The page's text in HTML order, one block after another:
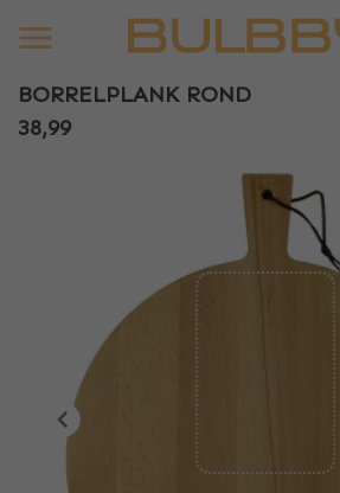
BORRELPLANK ROND
38,99